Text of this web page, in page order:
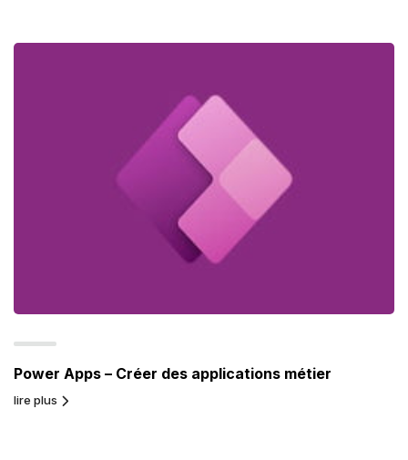
Power Apps – Créer des applications métier
lire plus